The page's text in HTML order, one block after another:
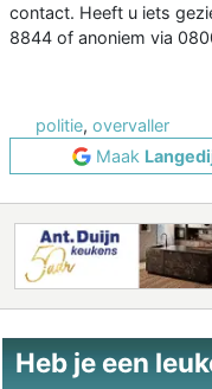
contact. Heeft u iets
8844 of anoniem via
politie, overvaller
Maak
Heb je een